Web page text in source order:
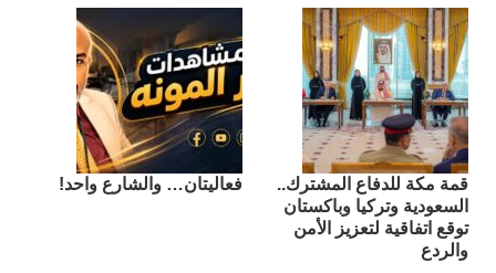
قمة مكة للدفاع المشترك..
السعودية وتركيا وباكستان
توقع اتفاقية لتعزيز الأمن
والردع
فعاليتان… والشارع واحد!